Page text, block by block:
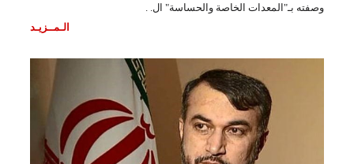
وصفته بـ"المعدات الخاصة والحساسة" ال. .
الـمــزيـد